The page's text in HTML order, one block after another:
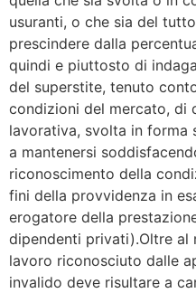
usuranti, o che sia del
prescindere dalla
quindi e piuttosto di
del superstite, tenuto
condizioni del mercato, di
lavorativa, svolta in forma
a mantenersi
riconoscimento della
fini della provvidenza in
erogatore della
dipendenti privati).Oltre al
lavoro riconosciuto dalle
invalido deve risultare a